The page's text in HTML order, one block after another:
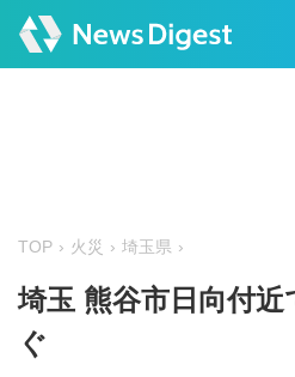
TOP 火災 埼玉県
埼玉 熊谷市日向付
ぐ